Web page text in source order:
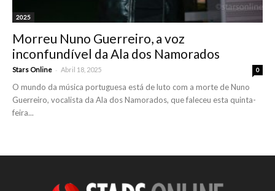
2025
Morreu Nuno Guerreiro, a voz
inconfundível da Ala dos Namorados
Stars Online - Abril 18, 2025 0
O mundo da música portuguesa está de luto com a morte de Nuno
Guerreiro, vocalista da Ala dos Namorados, que faleceu esta quinta-
feira...